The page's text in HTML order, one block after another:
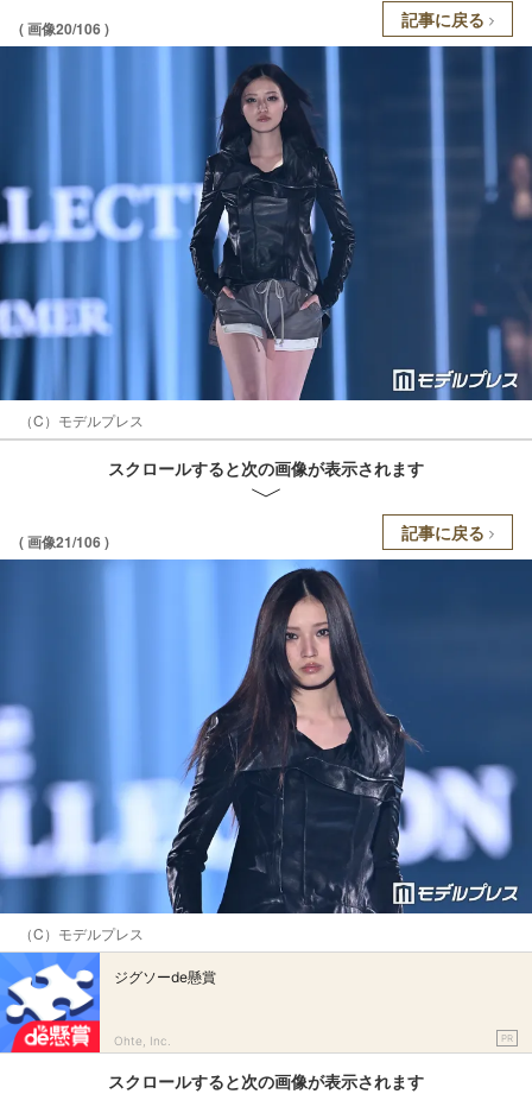
( 画像20/106 ) 記事に戻る
（C）モデルプレス
スクロールすると次の画像が表示されます
( 画像21/106 ) 記事に戻る
（C）モデルプレス
ジグソーde懸賞
Ohte, Inc. PR
スクロールすると次の画像が表示されます